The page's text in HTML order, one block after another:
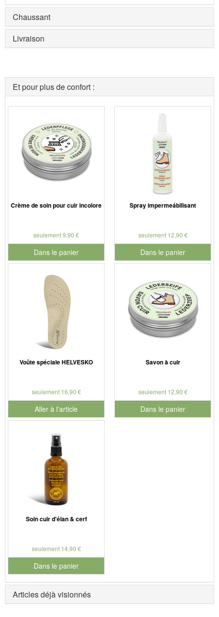
Chaussant
Livraison
Et pour plus de confort :
Crème de soin pour cuir incolore
seulement 9,90 €
Dans le panier
pour le numéro de produit 901186
Spray impermeábilisant
seulement 12,90 €
Dans le panier
pour le numéro de produit
Voûte spéciale HELVESKO
seulement 16,90 €
Aller à l'article
Savon à cuir
seulement 12,90 €
Dans le panier
pour le numéro de produit
Soin cuir d'élan & cerf
seulement 14,90 €
Dans le panier
pour le numéro de produit 901181
Articles déjà visionnés